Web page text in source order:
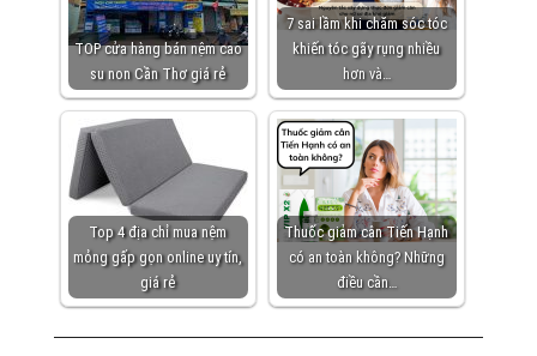
TOP cửa hàng bán nệm cao
su non Cần Thơ giá rẻ
7 sai lầm khi chăm sóc tóc
khiến tóc gãy rụng nhiều
hơn và…
Top 4 địa chỉ mua nệm
mỏng gấp gọn online uy tín,
giá rẻ
Thuốc giảm cân Tiến Hạnh
có an toàn không? Những
điều cần…